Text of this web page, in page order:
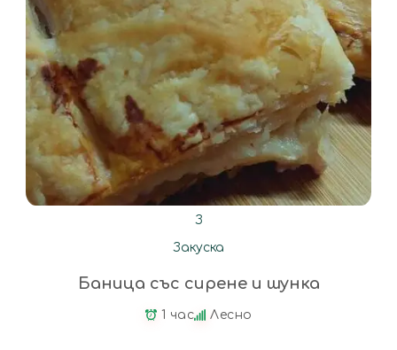
З
Закуска
Баница със сирене и шунка
1 час Лесно